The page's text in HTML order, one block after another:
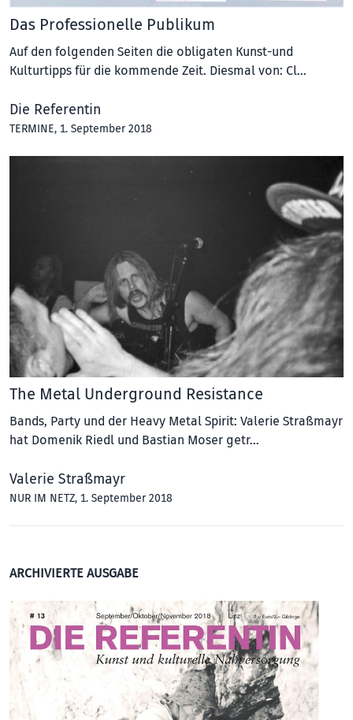
Das Professionelle Publikum
Auf den folgenden Seiten die obligaten Kunst-und
Kulturtipps für die kommende Zeit. Diesmal von: Cl…
Die Referentin
TERMINE, 1. September 2018
The Metal Underground Resistance
Bands, Party und der Heavy Metal Spirit: Valerie Straßmayr
hat Domenik Riedl und Bastian Moser getr…
Valerie Straßmayr
NUR IM NETZ, 1. September 2018
ARCHIVIERTE AUSGABE